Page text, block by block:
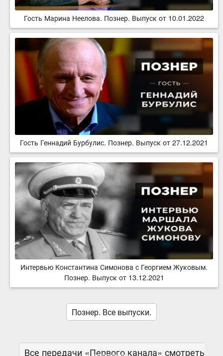
Гость Марина Неелова. Познер. Выпуск от 10.01.2022
Гость Геннадий Бурбулис. Познер. Выпуск от 27.12.2021
Интервью Константина Симонова с Георгием Жуковым.
Познер. Выпуск от 13.12.2021
Познер. Все выпуски.
Все передачи «Первого канала» смотреть